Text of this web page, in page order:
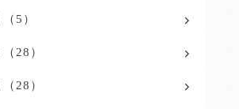
5）
28）
28）